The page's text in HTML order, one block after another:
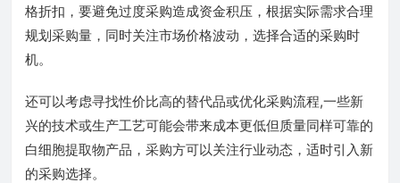
格折扣，要避免过度采购造成资金积压，根据实际需求合理
规划采购量，同时关注市场价格波动，选择合适的采购时
机。
还可以考虑寻找性价比高的替代品或优化采购流程,一些新
兴的技术或生产工艺可能会带来成本更低但质量同样可靠的
白细胞提取物产品，采购方可以关注行业动态，适时引入新
的采购选择。